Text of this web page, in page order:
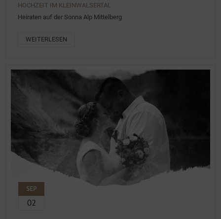
HOCHZEIT IM KLEINWALSERTAL
Heiraten auf der Sonna Alp Mittelberg
WEITERLESEN
SEP
02